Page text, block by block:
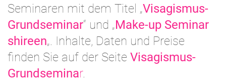
Seminaren mit dem Titel „Visagismus-
Grundseminar“ und „Make-up Seminar
shireen„. Inhalte, Daten und Preise
finden Sie auf der Seite Visagismus-
Grundseminar.